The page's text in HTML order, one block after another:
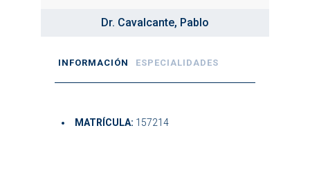
Dr. Cavalcante, Pablo
INFORMACIÓN ESPECIALIDADES
MATRÍCULA: 157214